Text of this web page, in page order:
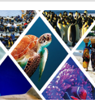
سے بات کرتے
سنی جا رہی ہے اور